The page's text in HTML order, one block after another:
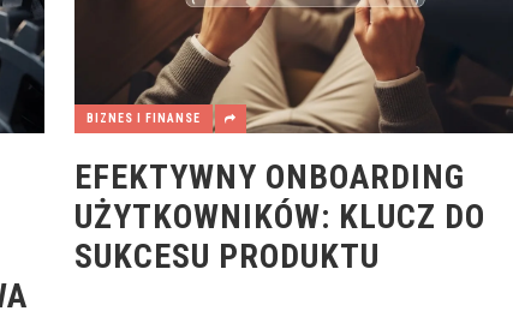
BIZNES I FINANSE
EFEKTYWNY ONBOARDING
UŻYTKOWNIKÓW: KLUCZ DO
SUKCESU PRODUKTU